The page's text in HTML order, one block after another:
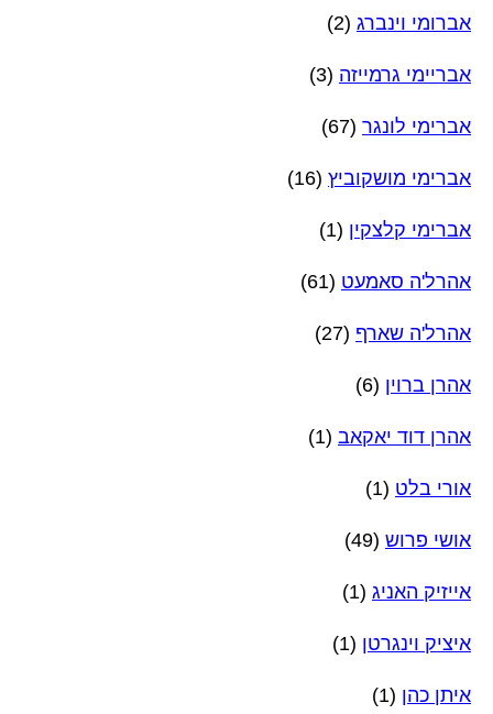
אברומי וינברג (2)
אבריימי גרמייזה (3)
אברימי לונגר (67)
אברימי מושקוביץ (16)
אברימי קלצקין (1)
אהרל'ה סאמעט (61)
אהרל'ה שארף (27)
אהרן ברוין (6)
אהרן דוד יאקאב (1)
אורי בלט (1)
אושי פרוש (49)
אייזיק האניג (1)
איציק וינגרטן (1)
איתן כהן (1)